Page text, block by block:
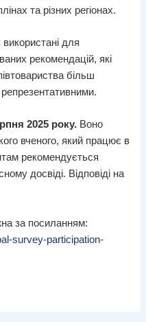
та різних регіонах.
для
рекомендацій, які
більш
2025 року. Воно
вченого, який працює в
рекомендується
досвіді. Відповіді на
за посиланням:
survey-participation-